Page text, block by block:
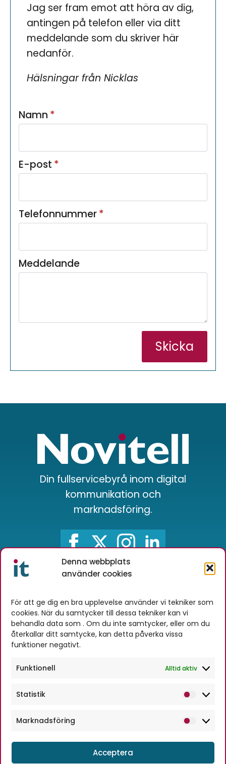
Denna webbplats
använder cookies
För att ge dig en bra upplevelse använder vi tekniker som
cookies. När du samtycker till dessa tekniker kan vi
behandla data som . Om du inte samtycker, eller om du
återkallar ditt samtycke, kan detta påverka vissa
funktioner negativt.
Funktionell Alltid aktiv
Statistik
Marknadsföring
Acceptera
Jag ser fram emot att höra av dig,
antingen på telefon eller via ditt
meddelande som du skriver här
nedanför.
Hälsningar från Nicklas
Namn *
E-post *
Telefonnummer*
Meddelande
Skicka
Din fullservicebyrå inom digital
kommunikation och
marknadsföring.
Novitell AB
Stationsgatan 4A
384 30 Blomstermåla
Telefon:0480-230 60
info@novitell.se
Vi finns mitt emellan
och
den småländska ostkusten. Det är fyra mil
. Vi befinner oss nästan mitt i